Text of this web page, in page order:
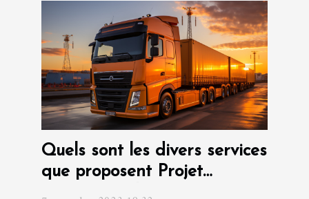
Quels sont les divers services
que proposent Projet
international et transport